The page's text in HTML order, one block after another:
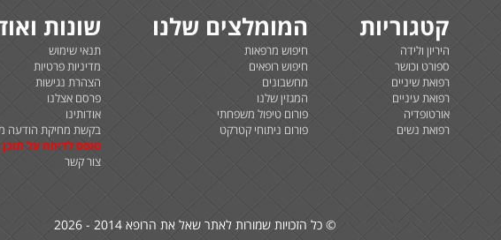
קטגוריות
היריון ולידה
ספורט וכושר
רפואת שיניים
רפואת עיניים
אורטופדיה
רפואת נשים
המומלצים שלנו
חיפוש מרפאות
חיפוש רופאים
מחשבונים
המגזין שלנו
פורום טיפול משפחתי
פורום ניתוחי קטרקט
שונות
תנאי שימוש
מדיניות פרטיות
הצהרת נגישות
פרסם אצלנו
אודותינו
בקשת מחיקת הודעה
טופס לדיווח על תוכן
צור קשר
© כל הזכויות שמורות לאתר שאל את הרופא 2014 - 2026